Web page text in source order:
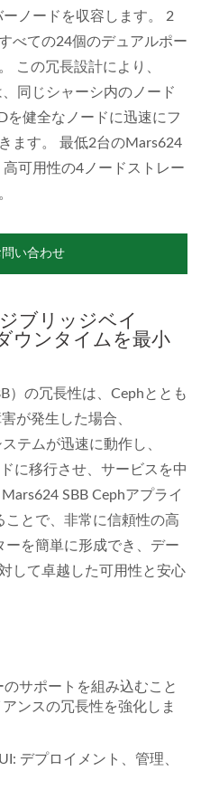
ノードを収容します。 2
べての24個のデュアルポー
この冗長設計により、
同じシャーシ内のノード
を健全なノードに迅速にフ
ます。 最低2台のMars624
可用性の4ノードストレー
い合わせ
ブリッジベイ
ウンタイムを最小
）の冗長性は、Cephととも
が発生した場合、
テムが迅速に動作し、
に移行させ、サービスを中
SBB Cephアプライ
とで、非常に信頼性の高
を簡単に形成でき、デー
して卓越した可用性と安心
サポートを組み込むこと
ンスの冗長性を強化しま
デプロイメント、管理、